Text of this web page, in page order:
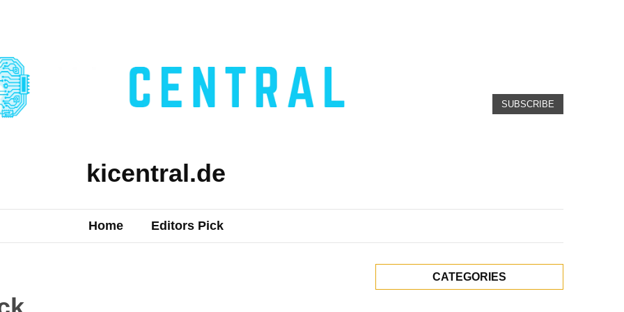
kicentral.de
SUBSCRIBE
Home Editors Pick
CATEGORIES